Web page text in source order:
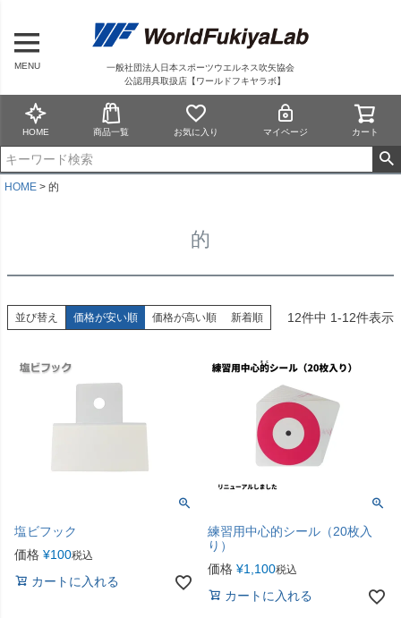
MENU
一般社団法人日本スポーツウエルネス吹矢協会
公認用具取扱店【ワールドフキヤラボ】
HOME 商品一覧 お気に入り マイページ カート
HOME 的
的
並び替え 価格が安い順 価格が高い順 新着順 12件中 1-12件表示
塩ビフック
価格 ¥100税込
カートに入れる
練習用中心的シール（20枚入
り）
価格 ¥1,100税込
カートに入れる